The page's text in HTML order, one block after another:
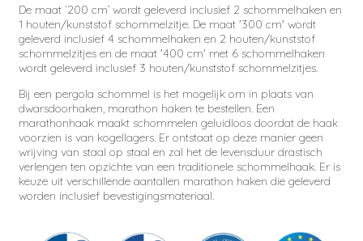
De maat ‘200 cm’ wordt geleverd inclusief 2 schommelhaken en
1 houten/kunststof schommelzitje. De maat '300 cm' wordt
geleverd inclusief 4 schommelhaken en 2 houten/kunststof
schommelzitjes en de maat '400 cm' met 6 schommelhaken
wordt geleverd inclusief 3 houten/kunststof schommelzitjes.
Bij een pergola schommel is het mogelijk om in plaats van
dwarsdoorhaken, marathon haken te bestellen. Een
marathonhaak maakt schommelen geluidloos doordat de haak
voorzien is van kogellagers. Er ontstaat op deze manier geen
wrijving van staal op staal en zal het de levensduur drastisch
verlengen ten opzichte van een traditionele schommelhaak. Er is
keuze uit verschillende aantallen marathon haken die geleverd
worden inclusief bevestigingsmateriaal.